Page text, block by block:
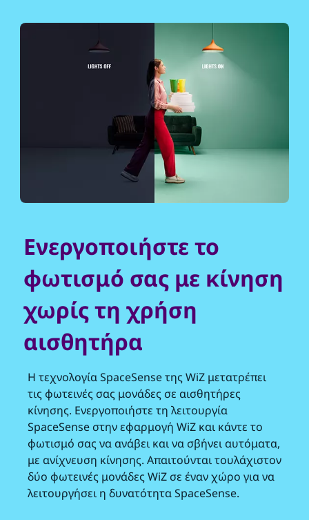
Ενεργοποιήστε το
φωτισμό σας με κίνηση
χωρίς τη χρήση
αισθητήρα
Η τεχνολογία SpaceSense της WiZ μετατρέπει
τις φωτεινές σας μονάδες σε αισθητήρες
κίνησης. Ενεργοποιήστε τη λειτουργία
SpaceSense στην εφαρμογή WiZ και κάντε το
φωτισμό σας να ανάβει και να σβήνει αυτόματα,
με ανίχνευση κίνησης. Απαιτούνται τουλάχιστον
δύο φωτεινές μονάδες WiZ σε έναν χώρο για να
λειτουργήσει η δυνατότητα SpaceSense.